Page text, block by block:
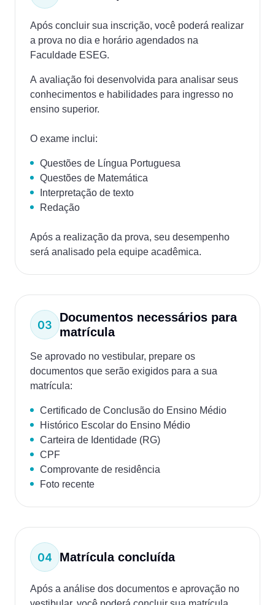
Após concluir sua inscrição, você poderá realizar
a prova no dia e horário agendados na
Faculdade ESEG.
A avaliação foi desenvolvida para analisar seus
conhecimentos e habilidades para ingresso no
ensino superior.
O exame inclui:
Questões de Língua Portuguesa
Questões de Matemática
Interpretação de texto
Redação
Após a realização da prova, seu desempenho
será analisado pela equipe acadêmica.
Documentos necessários para
matrícula
Se aprovado no vestibular, prepare os
documentos que serão exigidos para a sua
matrícula:
Certificado de Conclusão do Ensino Médio
Histórico Escolar do Ensino Médio
Carteira de Identidade (RG)
CPF
Comprovante de residência
Foto recente
Matrícula concluída
Após a análise dos documentos e aprovação no